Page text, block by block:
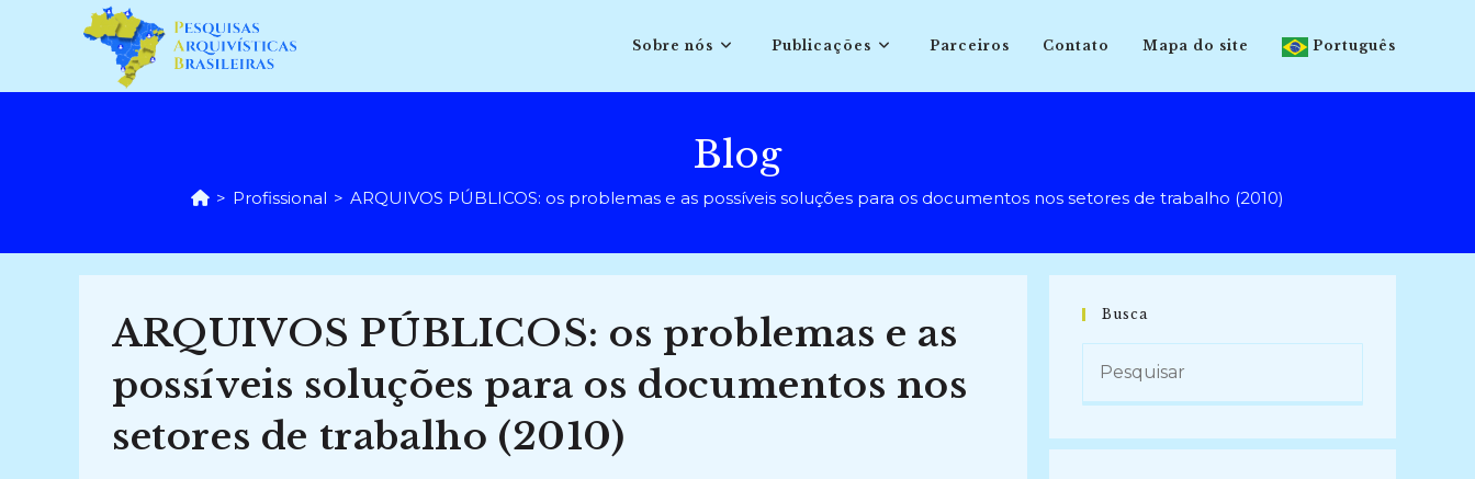
conteúdo
Sobre nós Publicações Parceiros Contato Mapa do site Português
Blog
> Profissional > ARQUIVOS PÚBLICOS: os problemas e as possíveis soluções para os documentos nos setores de trabalho (2010)
ARQUIVOS PÚBLICOS: os problemas e as
possíveis soluções para os documentos nos
setores de trabalho (2010)
Busca